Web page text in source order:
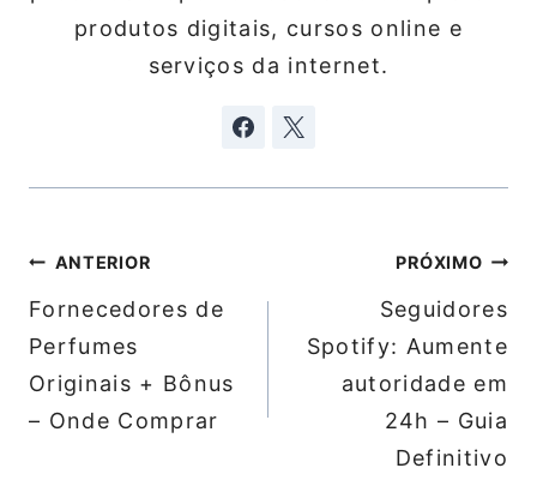
produtos digitais, cursos online e
serviços da internet.
Navegação
de
Post
ANTERIOR
Fornecedores de
Perfumes
Originais + Bônus
– Onde Comprar
PRÓXIMO
Seguidores
Spotify: Aumente
autoridade em
24h – Guia
Definitivo